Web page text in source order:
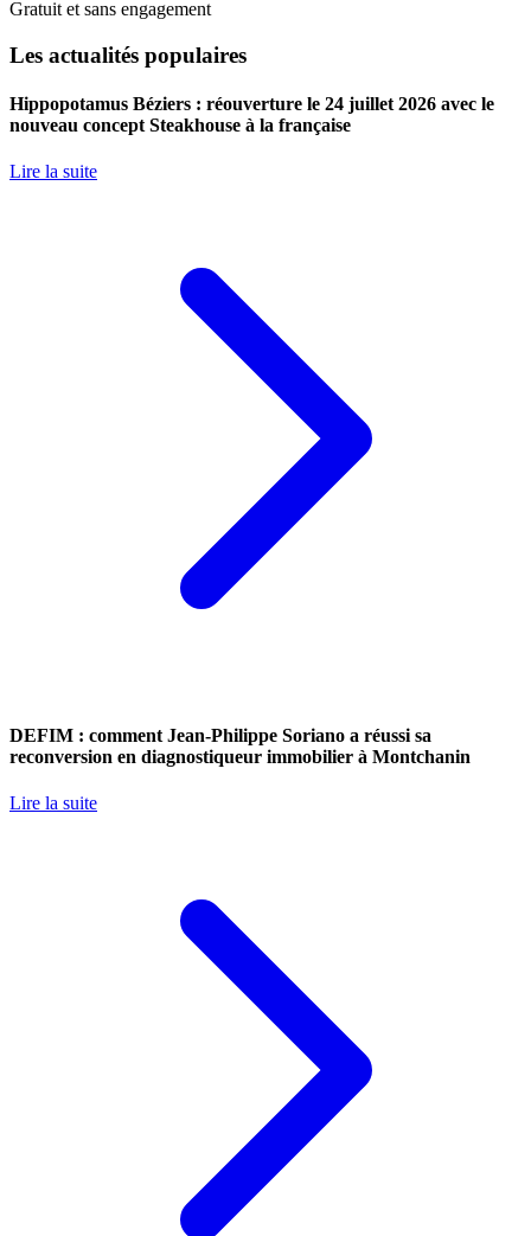
Gratuit et sans engagement
Les actualités populaires
Hippopotamus Béziers : réouverture le 24 juillet 2026 avec le
nouveau concept Steakhouse à la française
Lire la suite
DEFIM : comment Jean-Philippe Soriano a réussi sa
reconversion en diagnostiqueur immobilier à Montchanin
Lire la suite